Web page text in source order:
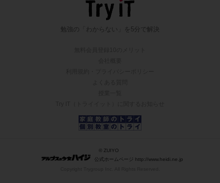
勉強の「わからない」を5分で解決
© ZUIYO
公式ホームページ http://www.heidi.ne.jp